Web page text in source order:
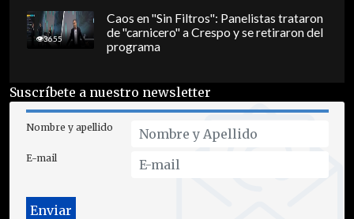
3655
Caos en "Sin Filtros": Panelistas trataron
de "carnicero" a Crespo y se retiraron del
programa
Suscríbete a nuestro newsletter
Nombre y apellido
E-mail